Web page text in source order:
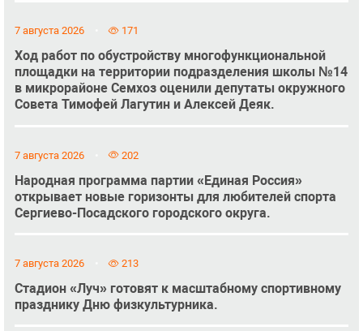
7 августа 2026 171
Ход работ по обустройству многофункциональной
площадки на территории подразделения школы №14
в микрорайоне Семхоз оценили депутаты окружного
Совета Тимофей Лагутин и Алексей Деяк.
7 августа 2026 202
Народная программа партии «Единая Россия»
открывает новые горизонты для любителей спорта
Сергиево-Посадского городского округа.
7 августа 2026 213
Стадион «Луч» готовят к масштабному спортивному
празднику Дню физкультурника.